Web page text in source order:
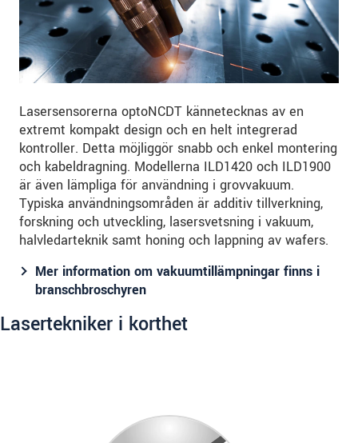
Lasersensorerna optoNCDT kännetecknas av en
extremt kompakt design och en helt integrerad
kontroller. Detta möjliggör snabb och enkel montering
och kabeldragning. Modellerna ILD1420 och ILD1900
är även lämpliga för användning i grovvakuum.
Typiska användningsområden är additiv tillverkning,
forskning och utveckling, lasersvetsning i vakuum,
halvledarteknik samt honing och lappning av wafers.
Mer information om vakuumtillämpningar finns i
branschbroschyren
Lasertekniker i korthet